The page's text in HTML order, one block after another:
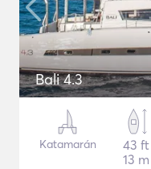
Bali 4.3
Katamarán
43 ft
13 m